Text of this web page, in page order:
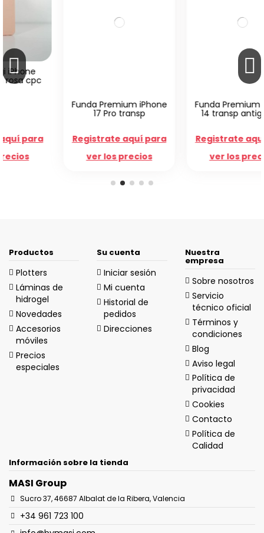
Funda Premium iPhone
17 Pro transp
Registrate aquí para
ver los precios
Funda Premium iPhone
14 transp antigolpes
Registrate aquí para
ver los precios
Productos
Plotters
Láminas de
hidrogel
Novedades
Accesorios
móviles
Precios
especiales
Su cuenta
Iniciar sesión
Mi cuenta
Historial de
pedidos
Direcciones
Nuestra
empresa
Sobre nosotros
Servicio
técnico oficial
Términos y
condiciones
Blog
Aviso legal
Política de
privacidad
Cookies
Contacto
Política de
Calidad
Información sobre la tienda
MASI Group
Sucro 37, 46687 Albalat de la Ribera, Valencia
+34 961 723 100